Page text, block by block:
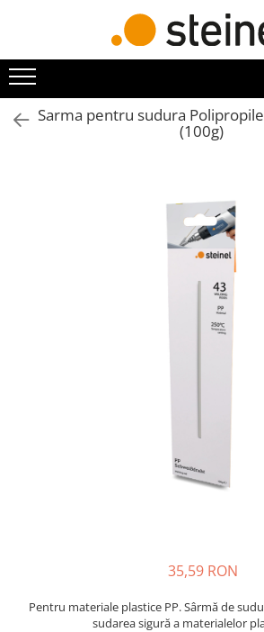
Toate Produsele
Lămpi
Lampi de exterior
Pistoale de lipit si accesorii
Duze suflante
Sarma pentru sudura
(100g)
35,59 RON
Pentru materiale plastice PP. Sârmă de
sudarea sigură a materialelor